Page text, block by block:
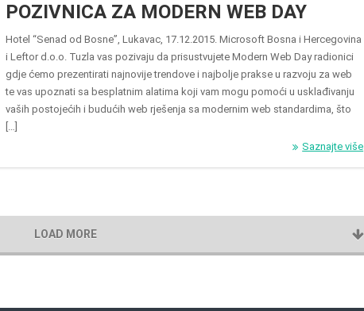
POZIVNICA ZA MODERN WEB DAY
Hotel “Senad od Bosne”, Lukavac, 17.12.2015. Microsoft Bosna i Hercegovina
i Leftor d.o.o. Tuzla vas pozivaju da prisustvujete Modern Web Day radionici
gdje ćemo prezentirati najnovije trendove i najbolje prakse u razvoju za web
te vas upoznati sa besplatnim alatima koji vam mogu pomoći u usklađivanju
vaših postojećih i budućih web rješenja sa modernim web standardima, što
[…]
Saznajte više
LOAD MORE